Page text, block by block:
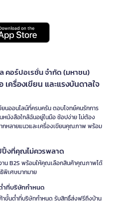
คอร์ปอเรชั่น จำกัด (มหาชน)
ครื่องเขียน และแรงบันดาลใจ
นออนไลน์ที่ครบครัน ตอบโจทย์คนรักการ
หนังสือใกล้ฉันอยู่ในมือ ช้อปง่าย ไม่ต้อง
กหลายแนวและเครื่องเขียนคุณภาพ พร้อม
ปิ้งที่คุณไม่ควรพลาด
าน B2S พร้อมให้คุณเลือกสินค้าคุณภาพได้
พิเศษมากมาย
ำที่บริษัทกำหนด
ขั้นต่ำที่บริษัทกำหนด รับสิทธิ์ส่งฟรีถึงบ้าน